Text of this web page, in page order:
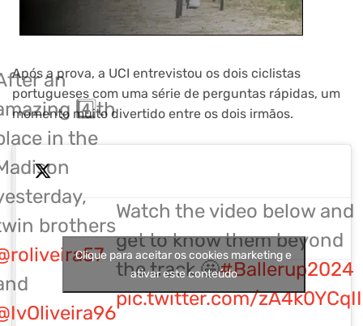
Após a prova, a UCI entrevistou os dois ciclistas
portugueses com uma série de perguntas rápidas, um
momento muito divertido entre os dois irmãos.
an
4️⃣th
in the
brothers
Watch the video below and
get to know them beyond
the track 🤩#Ballerup2024
pic.twitter.com/zA4k0YCqII
Clique para aceitar os cookies marketing e
ativar este conteúdo